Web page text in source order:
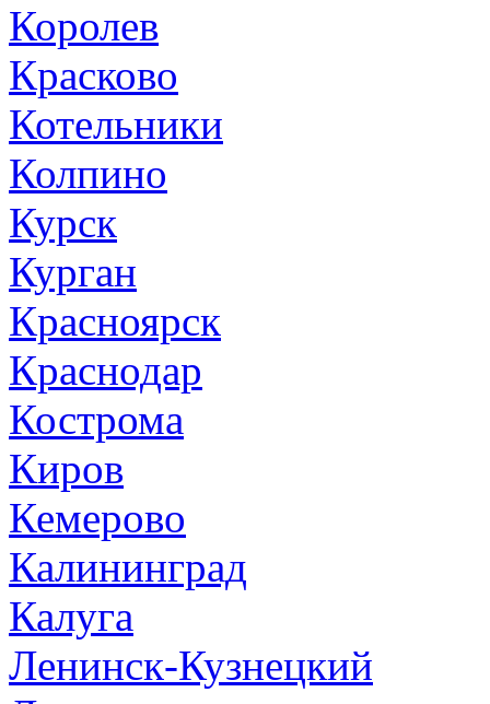
Королев
Красково
Котельники
Колпино
Курск
Курган
Красноярск
Краснодар
Кострома
Киров
Кемерово
Калининград
Калуга
Ленинск-Кузнецкий